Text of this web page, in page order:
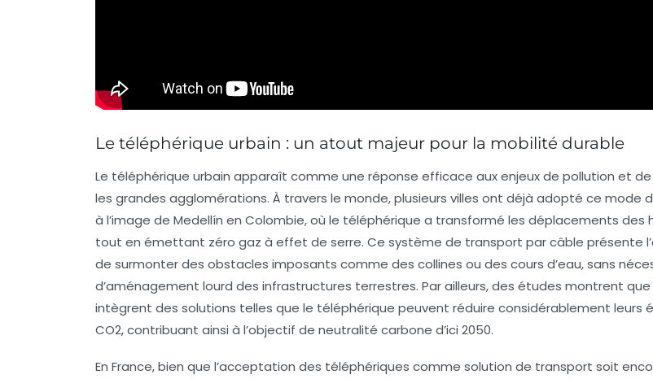
Le téléphérique urbain : un atout majeur pour la mobilité durable
Le téléphérique urbain apparaît comme une réponse efficace aux enjeux de pollution et de
les grandes agglomérations. À travers le monde, plusieurs villes ont déjà adopté ce mode
à l’image de Medellín en Colombie, où le téléphérique a transformé les déplacements des
tout en émettant zéro gaz à effet de serre. Ce système de transport par câble présente
de surmonter des obstacles imposants comme des collines ou des cours d’eau, sans
d’aménagement lourd des infrastructures terrestres. Par ailleurs, des études montrent que
intègrent des solutions telles que le téléphérique peuvent réduire considérablement leurs
CO2, contribuant ainsi à l’objectif de neutralité carbone d’ici 2050.
En France, bien que l’acceptation des téléphériques comme solution de transport soit